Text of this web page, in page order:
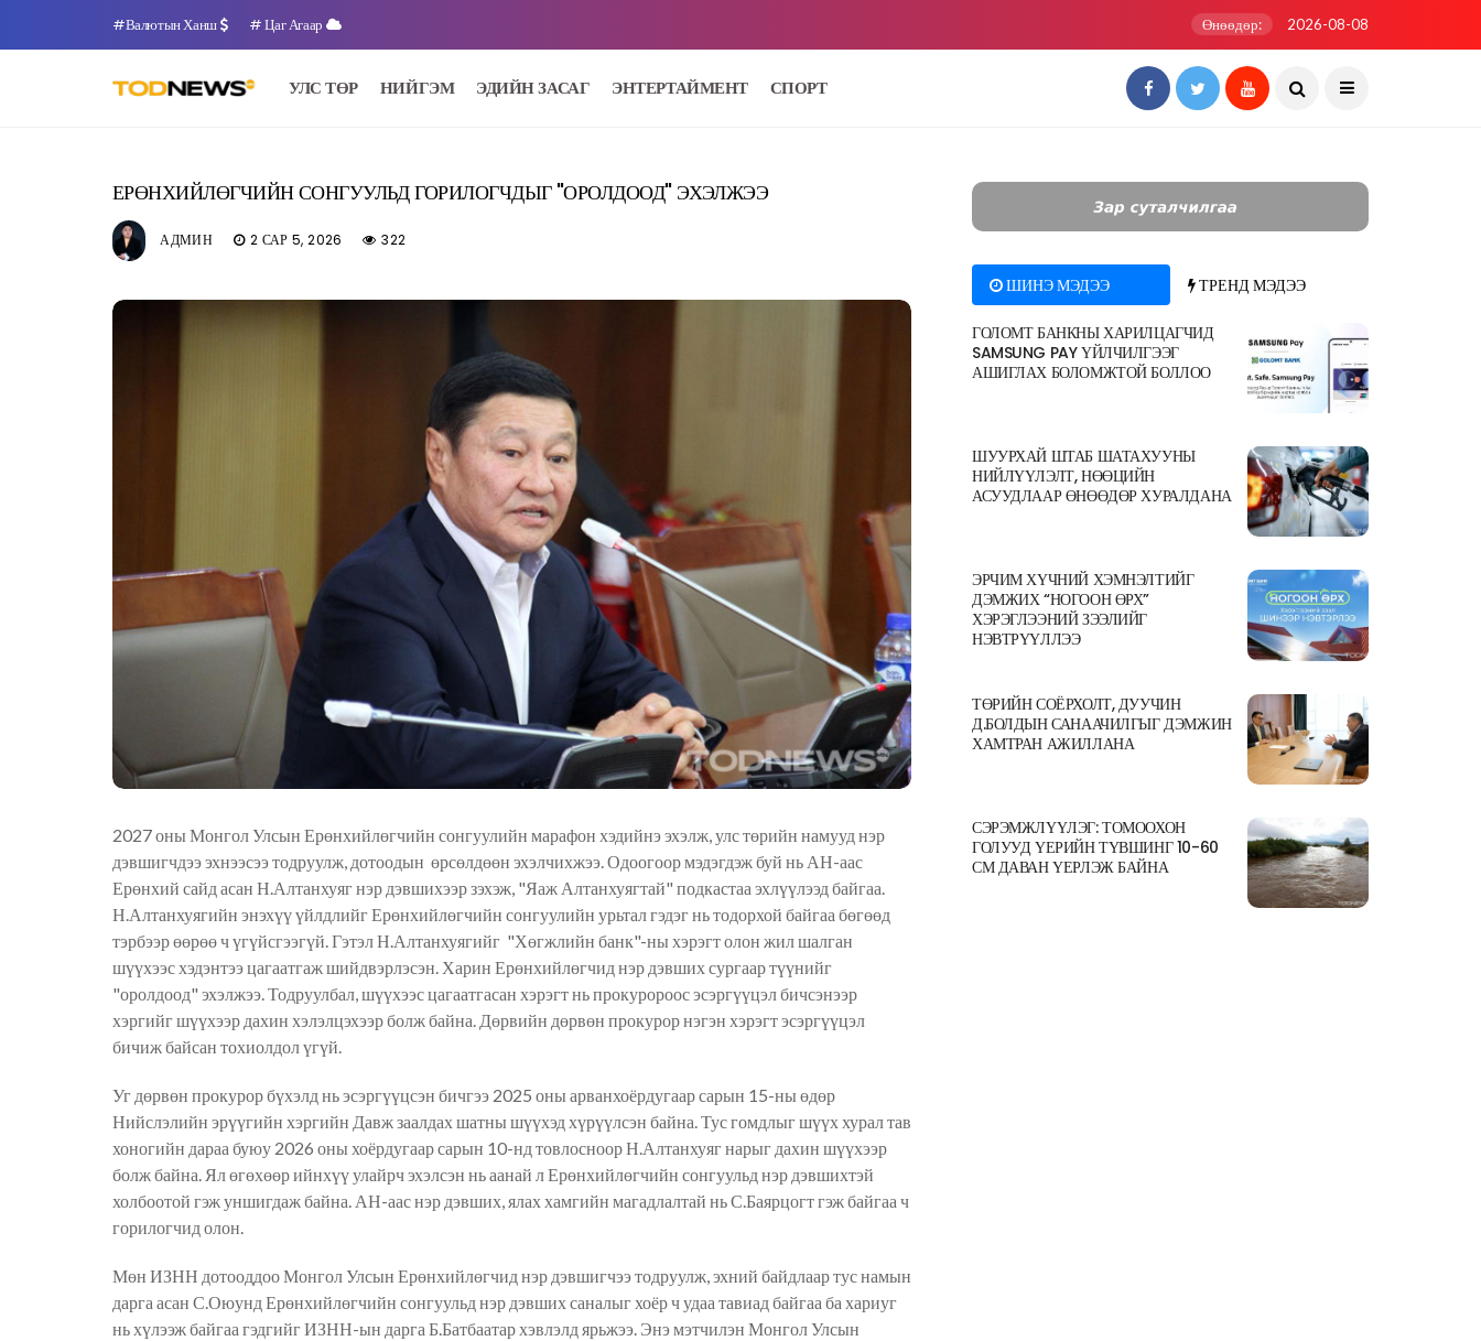
#Валютын Ханш # Цаг Агаар Өнөөдөр: 2026-08-08
УЛС ТӨР НИЙГЭМ ЭДИЙН ЗАСАГ ЭНТЕРТАЙМЕНТ СПОРТ
ЕРӨНХИЙЛӨГЧИЙН СОНГУУЛЬД ГОРИЛОГЧДЫГ "ОРОЛДООД" ЭХЭЛЖЭЭ
АДМИН 2 САР 5, 2026 322
2027 оны Монгол Улсын Ерөнхийлөгчийн сонгуулийн марафон хэдийнэ эхэлж, улс төрийн намууд нэр
дэвшигчдээ эхнээсээ тодруулж, дотоодын өрсөлдөөн эхэлчихжээ. Одоогоор мэдэгдэж буй нь АН-аас
Ерөнхий сайд асан Н.Алтанхуяг нэр дэвшихээр зэхэж, "Яаж Алтанхуягтай" подкастаа эхлүүлээд байгаа.
Н.Алтанхуягийн энэхүү үйлдлийг Ерөнхийлөгчийн сонгуулийн урьтал гэдэг нь тодорхой байгаа бөгөөд
тэрбээр өөрөө ч үгүйсгээгүй. Гэтэл Н.Алтанхуягийг "Хөгжлийн банк"-ны хэрэгт олон жил шалган
шүүхээс хэдэнтээ цагаатгаж шийдвэрлэсэн. Харин Ерөнхийлөгчид нэр дэвших сургаар түүнийг
"оролдоод" эхэлжээ. Тодруулбал, шүүхээс цагаатгасан хэрэгт нь прокуророос эсэргүүцэл бичсэнээр
хэргийг шүүхээр дахин хэлэлцэхээр болж байна. Дөрвийн дөрвөн прокурор нэгэн хэрэгт эсэргүүцэл
бичиж байсан тохиолдол үгүй.
Уг дөрвөн прокурор бүхэлд нь эсэргүүцсэн бичгээ 2025 оны арванхоёрдугаар сарын 15-ны өдөр
Нийслэлийн эрүүгийн хэргийн Давж заалдах шатны шүүхэд хүрүүлсэн байна. Тус гомдлыг шүүх хурал тав
хоногийн дараа буюу 2026 оны хоёрдугаар сарын 10-нд товлосноор Н.Алтанхуяг нарыг дахин шүүхээр
болж байна. Ял өгөхөөр ийнхүү улайрч эхэлсэн нь аанай л Ерөнхийлөгчийн сонгуульд нэр дэвшихтэй
холбоотой гэж уншигдаж байна. АН-аас нэр дэвших, ялах хамгийн магадлалтай нь С.Баярцогт гэж байгаа ч
горилогчид олон.
Мөн ИЗНН дотооддоо Монгол Улсын Ерөнхийлөгчид нэр дэвшигчээ тодруулж, эхний байдлаар тус намын
дарга асан С.Оюунд Ерөнхийлөгчийн сонгуульд нэр дэвших саналыг хоёр ч удаа тавиад байгаа ба хариуг
нь хүлээж байгаа гэдгийг ИЗНН-ын дарга Б.Батбаатар хэвлэлд ярьжээ. Энэ мэтчилэн Монгол Улсын
ШИНЭ МЭДЭЭ ТРЕНД МЭДЭЭ
ГОЛОМТ БАНКНЫ ХАРИЛЦАГЧИД
SAMSUNG PAY ҮЙЛЧИЛГЭЭГ
АШИГЛАХ БОЛОМЖТОЙ БОЛЛОО
ШУУРХАЙ ШТАБ ШАТАХУУНЫ
НИЙЛҮҮЛЭЛТ, НӨӨЦИЙН
АСУУДЛААР ӨНӨӨДӨР ХУРАЛДАНА
ЭРЧИМ ХҮЧНИЙ ХЭМНЭЛТИЙГ
ДЭМЖИХ “НОГООН ӨРХ”
ХЭРЭГЛЭЭНИЙ ЗЭЭЛИЙГ
НЭВТРҮҮЛЛЭЭ
ТӨРИЙН СОЁРХОЛТ, ДУУЧИН
Д.БОЛДЫН САНААЧИЛГЫГ ДЭМЖИН
ХАМТРАН АЖИЛЛАНА
СЭРЭМЖЛҮҮЛЭГ: ТОМООХОН
ГОЛУУД ҮЕРИЙН ТҮВШИНГ 10-60
СМ ДАВАН ҮЕРЛЭЖ БАЙНА